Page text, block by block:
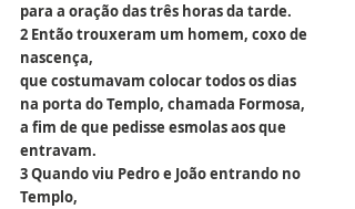
para a oração das três horas da tarde.
2 Então trouxeram um homem, coxo de
nascença,
que costumavam colocar todos os dias
na porta do Templo, chamada Formosa,
a fim de que pedisse esmolas aos que
entravam.
3 Quando viu Pedro e João entrando no
Templo,